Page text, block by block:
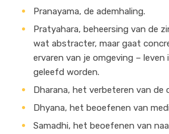
Pranayama, de ademhaling.
Pratyahara, beheersing van de
wat abstracter, maar gaat
ervaren van je omgeving – leven
geleefd worden.
Dharana, het verbeteren van de
Dhyana, het beoefenen van
Samadhi, het beoefenen van